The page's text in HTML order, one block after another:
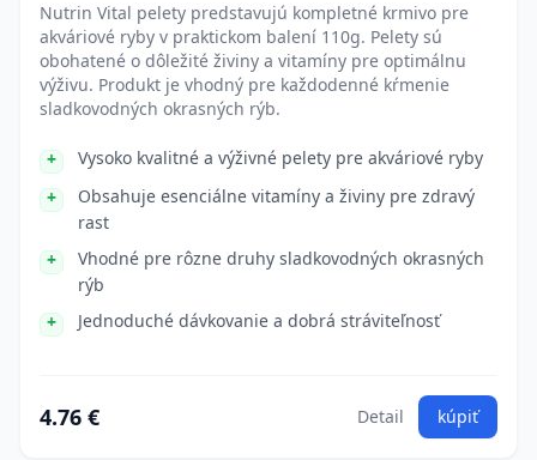
Nutrin Vital pelety predstavujú kompletné krmivo pre
akváriové ryby v praktickom balení 110g. Pelety sú
obohatené o dôležité živiny a vitamíny pre optimálnu
výživu. Produkt je vhodný pre každodenné kŕmenie
sladkovodných okrasných rýb.
Vysoko kvalitné a výživné pelety pre akváriové ryby
Obsahuje esenciálne vitamíny a živiny pre zdravý
rast
Vhodné pre rôzne druhy sladkovodných okrasných
rýb
Jednoduché dávkovanie a dobrá stráviteľnosť
4.76 € Detail kúpiť